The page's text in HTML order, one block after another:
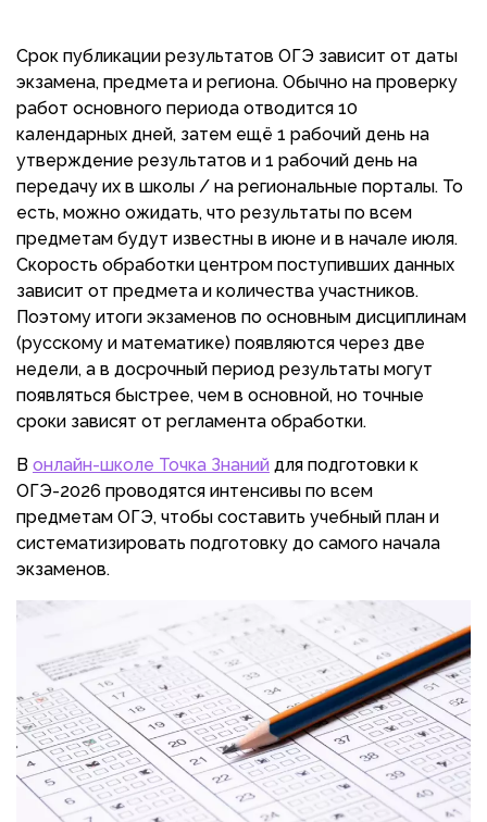
Срок публикации результатов ОГЭ зависит от даты
экзамена, предмета и региона. Обычно на проверку
работ основного периода отводится 10
календарных дней, затем ещё 1 рабочий день на
утверждение результатов и 1 рабочий день на
передачу их в школы / на региональные порталы. То
есть, можно ожидать, что результаты по всем
предметам будут известны в июне и в начале июля.
Скорость обработки центром поступивших данных
зависит от предмета и количества участников.
Поэтому итоги экзаменов по основным дисциплинам
(русскому и математике) появляются через две
недели, а в досрочный период результаты могут
появляться быстрее, чем в основной, но точные
сроки зависят от регламента обработки.
В онлайн-школе Точка Знаний для подготовки к
ОГЭ-2026 проводятся интенсивы по всем
предметам ОГЭ, чтобы составить учебный план и
систематизировать подготовку до самого начала
экзаменов.